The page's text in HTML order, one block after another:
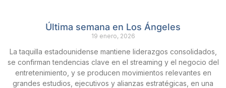
Última semana en Los Ángeles
19 enero, 2026
La taquilla estadounidense mantiene liderazgos consolidados,
se confirman tendencias clave en el streaming y el negocio del
entretenimiento, y se producen movimientos relevantes en
grandes estudios, ejecutivos y alianzas estratégicas, en una